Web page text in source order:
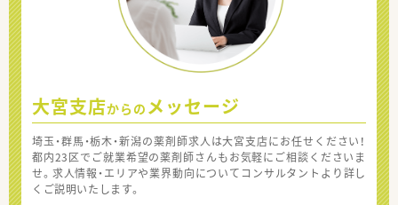
大宮支店からの メッセージ
埼玉・群馬・栃木・新潟の薬剤師求人は大宮支店にお任せください！
都内23区でご就業希望の薬剤師さんもお気軽にご相談くださいま
せ。求人情報・エリアや業界動向についてコンサルタントより詳し
くご説明いたします。